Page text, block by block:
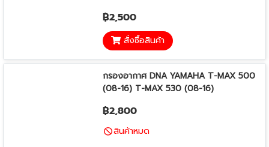
฿2,500
สั่งซื้อสินค้า
กรองอากาศ DNA YAMAHA T-MAX 500
(08-16) T-MAX 530 (08-16)
฿2,800
สินค้าหมด